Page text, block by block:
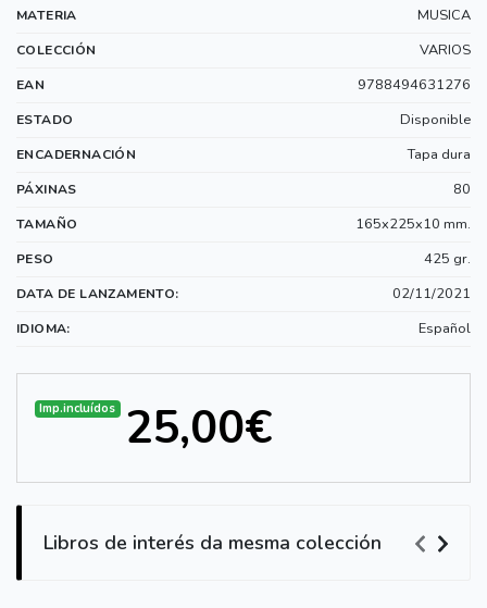
MATERIA MUSICA
COLECCIÓN VARIOS
EAN 9788494631276
ESTADO Disponible
ENCADERNACIÓN Tapa dura
PÁXINAS 80
TAMAÑO 165x225x10 mm.
PESO 425 gr.
DATA DE LANZAMENTO: 02/11/2021
IDIOMA: Español
Imp.incluídos 25,00€
Libros de interés da mesma colección